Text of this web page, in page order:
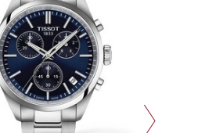
Siguiente imagen